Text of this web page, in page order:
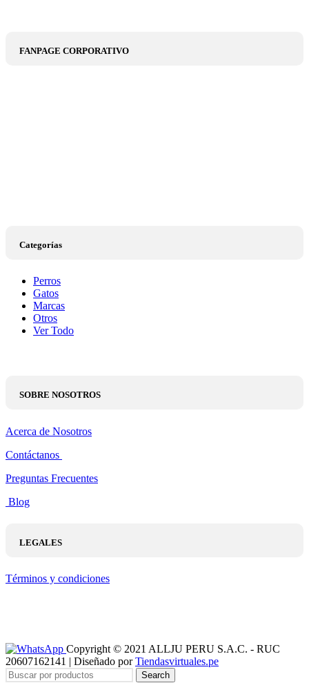
FANPAGE CORPORATIVO
Categorías
Perros
Gatos
Marcas
Otros
Ver Todo
SOBRE NOSOTROS
Acerca de Nosotros
Contáctanos
Preguntas Frecuentes
Blog
LEGALES
Términos y condiciones
Copyright © 2021 ALLJU PERU S.A.C. - RUC
20607162141 | Diseñado porTiendasvirtuales.pe
Search